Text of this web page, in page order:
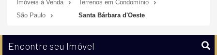
Imóveis à Venda
Terrenos em Condomínio
São Paulo
Santa Bárbara d'Oeste
Encontre seu Imóvel